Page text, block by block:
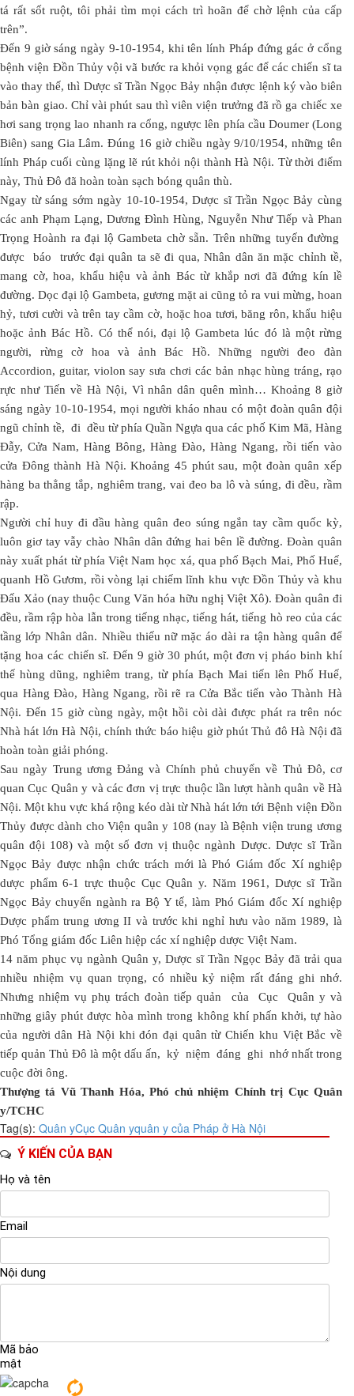
tá rất sốt ruột, tôi phải tìm mọi cách trì hoãn để chờ lệnh của cấp
trên”.
Đến 9 giờ sáng ngày 9-10-1954, khi tên lính Pháp đứng gác ở cổng
bệnh viện Đồn Thủy vội vã bước ra khỏi vọng gác để các chiến sĩ ta
vào thay thế, thì Dược sĩ Trần Ngọc Bảy nhận được lệnh ký vào biên
bản bàn giao. Chỉ vài phút sau thì viên viện trưởng đã rồ ga chiếc xe
hơi sang trọng lao nhanh ra cổng, ngược lên phía cầu Doumer (Long
Biên) sang Gia Lâm. Đúng 16 giờ chiều ngày 9/10/1954, những tên
lính Pháp cuối cùng lặng lẽ rút khỏi nội thành Hà Nội. Từ thời điểm
này, Thủ Đô đã hoàn toàn sạch bóng quân thù.
Ngay từ sáng sớm ngày 10-10-1954, Dược sĩ Trần Ngọc Bảy cùng
các anh Phạm Lạng, Dương Đình Hùng, Nguyễn Như Tiếp và Phan
Trọng Hoành ra đại lộ Gambeta chờ sẵn. Trên những tuyến đường
được báo trước đại quân ta sẽ đi qua, Nhân dân ăn mặc chỉnh tề,
mang cờ, hoa, khẩu hiệu và ảnh Bác từ khắp nơi đã đứng kín lề
đường. Dọc đại lộ Gambeta, gương mặt ai cũng tỏ ra vui mừng, hoan
hỷ, tươi cười và trên tay cầm cờ, hoặc hoa tươi, băng rôn, khẩu hiệu
hoặc ảnh Bác Hồ. Có thể nói, đại lộ Gambeta lúc đó là một rừng
người, rừng cờ hoa và ảnh Bác Hồ. Những người đeo đàn
Accordion, guitar, violon say sưa chơi các bản nhạc hùng tráng, rạo
rực như Tiến về Hà Nội, Vì nhân dân quên mình… Khoảng 8 giờ
sáng ngày 10-10-1954, mọi người kháo nhau có một đoàn quân đội
ngũ chỉnh tề, đi đều từ phía Quần Ngựa qua các phố Kim Mã, Hàng
Đẫy, Cửa Nam, Hàng Bông, Hàng Đào, Hàng Ngang, rồi tiến vào
cửa Đông thành Hà Nội. Khoảng 45 phút sau, một đoàn quân xếp
hàng ba thẳng tắp, nghiêm trang, vai đeo ba lô và súng, đi đều, rầm
rập.
Người chỉ huy đi đầu hàng quân đeo súng ngắn tay cầm quốc kỳ,
luôn giơ tay vẫy chào Nhân dân đứng hai bên lề đường. Đoàn quân
này xuất phát từ phía Việt Nam học xá, qua phố Bạch Mai, Phố Huế,
quanh Hồ Gươm, rồi vòng lại chiếm lĩnh khu vực Đồn Thủy và khu
Đấu Xảo (nay thuộc Cung Văn hóa hữu nghị Việt Xô). Đoàn quân đi
đều, rầm rập hòa lẫn trong tiếng nhạc, tiếng hát, tiếng hò reo của các
tầng lớp Nhân dân. Nhiều thiếu nữ mặc áo dài ra tận hàng quân để
tặng hoa các chiến sĩ. Đến 9 giờ 30 phút, một đơn vị pháo binh khí
thế hùng dũng, nghiêm trang, từ phía Bạch Mai tiến lên Phố Huế,
qua Hàng Đào, Hàng Ngang, rồi rẽ ra Cửa Bắc tiến vào Thành Hà
Nội. Đến 15 giờ cùng ngày, một hồi còi dài được phát ra trên nóc
Nhà hát lớn Hà Nội, chính thức báo hiệu giờ phút Thủ đô Hà Nội đã
hoàn toàn giải phóng.
Sau ngày Trung ương Đảng và Chính phủ chuyển về Thủ Đô, cơ
quan Cục Quân y và các đơn vị trực thuộc lần lượt hành quân về Hà
Nội. Một khu vực khá rộng kéo dài từ Nhà hát lớn tới Bệnh viện Đồn
Thủy được dành cho Viện quân y 108 (nay là Bệnh viện trung ương
quân đội 108) và một số đơn vị thuộc ngành Dược. Dược sĩ Trần
Ngọc Bảy được nhận chức trách mới là Phó Giám đốc Xí nghiệp
dược phẩm 6-1 trực thuộc Cục Quân y. Năm 1961, Dược sĩ Trần
Ngọc Bảy chuyển ngành ra Bộ Y tế, làm Phó Giám đốc Xí nghiệp
Dược phẩm trung ương II và trước khi nghỉ hưu vào năm 1989, là
Phó Tổng giám đốc Liên hiệp các xí nghiệp dược Việt Nam.
14 năm phục vụ ngành Quân y, Dược sĩ Trần Ngọc Bảy đã trải qua
nhiều nhiệm vụ quan trọng, có nhiều kỷ niệm rất đáng ghi nhớ.
Nhưng nhiệm vụ phụ trách đoàn tiếp quản của Cục Quân y và
những giây phút được hòa mình trong không khí phấn khởi, tự hào
của người dân Hà Nội khi đón đại quân từ Chiến khu Việt Bắc về
tiếp quản Thủ Đô là một dấu ấn, kỷ niệm đáng ghi nhớ nhất trong
cuộc đời ông.
Thượng tá Vũ Thanh Hóa, Phó chủ nhiệm Chính trị Cục Quân
y/TCHC
Tag(s): Quân yCục Quân yquân y của Pháp ở Hà Nội
Ý KIẾN CỦA BẠN
Họ và tên
Email
Nội dung
Mã bảo
mật